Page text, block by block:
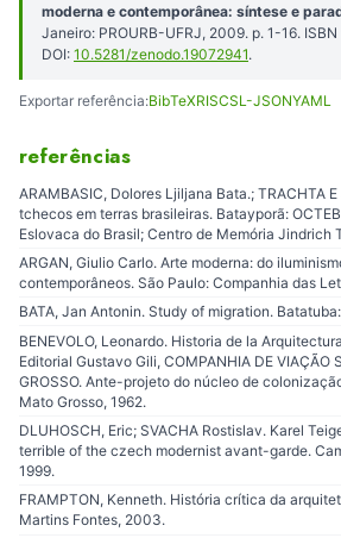
moderna e contemporânea: síntese e
Janeiro: PROURB-UFRJ, 2009. p. 1-16.
DOI: 10.5281/zenodo.19072941.
Exportar referência:BibTeXRISCSL-JSONYAML
referências
ARAMBASIC, Dolores Ljiljana Bata.; TRACHTA
tchecos em terras brasileiras. Batayporã:
Eslovaca do Brasil; Centro de Memória Jindrich
ARGAN, Giulio Carlo. Arte moderna: do
contemporâneos. São Paulo: Companhia das
BATA, Jan Antonin. Study of migration.
BENEVOLO, Leonardo. Historia de la
Editorial Gustavo Gili, COMPANHIA DE VIAÇÃO
GROSSO. Ante-projeto do núcleo de
Mato Grosso, 1962.
DLUHOSCH, Eric; SVACHA Rostislav. Karel
terrible of the czech modernist avant-garde.
1999.
FRAMPTON, Kenneth. História crítica da
Martins Fontes, 2003.